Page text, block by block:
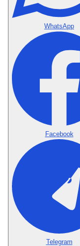
WhatsApp
Facebook
Telegram